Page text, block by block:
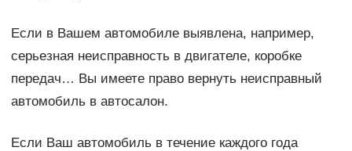
Если в Вашем автомобиле выявлена, например,
серьезная неисправность в двигателе, коробке
передач… Вы имеете право вернуть неисправный
автомобиль в автосалон.
Если Ваш автомобиль в течение каждого года